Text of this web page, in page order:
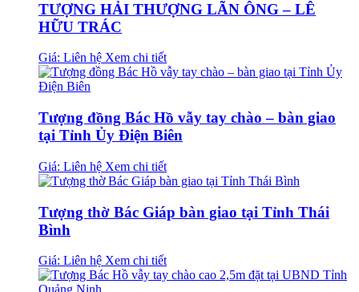
TƯỢNG HẢI THƯỢNG LÃN ÔNG – LÊ
HỮU TRÁC
Giá: Liên hệ Xem chi tiết
Tượng đồng Bác Hồ vẫy tay chào – bàn giao
tại Tỉnh Ủy Điện Biên
Giá: Liên hệ Xem chi tiết
Tượng thờ Bác Giáp bàn giao tại Tỉnh Thái
Bình
Giá: Liên hệ Xem chi tiết